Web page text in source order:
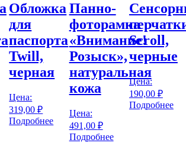
Обложка
для
паспорта
Twill,
черная
Цена:
319,00₽
Подробнее
Панно-
фоторамка
«Внимание!
Розыск»,
натуральная
кожа
Цена:
491,00 ₽
Подробнее
Scroll,
черные
Цена:
190,00 ₽
Подробнее